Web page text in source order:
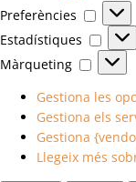
Preferències
Estadístiques
Màrqueting
Gestiona les
Gestiona els
Gestiona
Llegeix més